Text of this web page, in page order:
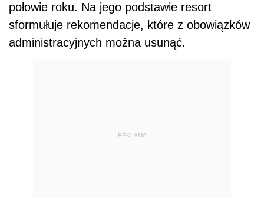
połowie roku. Na jego podstawie resort
sformułuje rekomendacje, które z obowiązków
administracyjnych można usunąć.
REKLAMA